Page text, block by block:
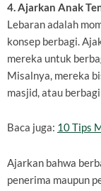
4. Ajarkan Anak
Lebaran adalah
konsep berbagi.
mereka untuk
Misalnya, mereka
masjid, atau
Baca juga: 10 Tips
Ajarkan bahwa
penerima maupun